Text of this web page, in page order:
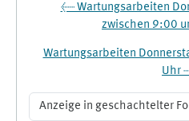
← Wartungsarbeiten
zwischen 9:00
Wartungsarbeiten
Uhr
Anzeigemodus